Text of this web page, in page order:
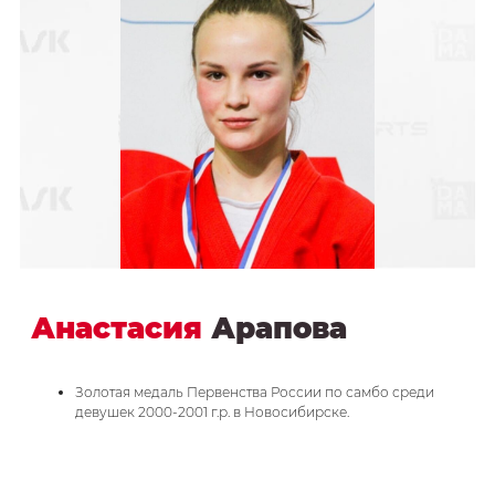
Анастасия Арапова
Золотая медаль Первенства России по самбо среди
девушек 2000-2001 г.р. в Новосибирске.